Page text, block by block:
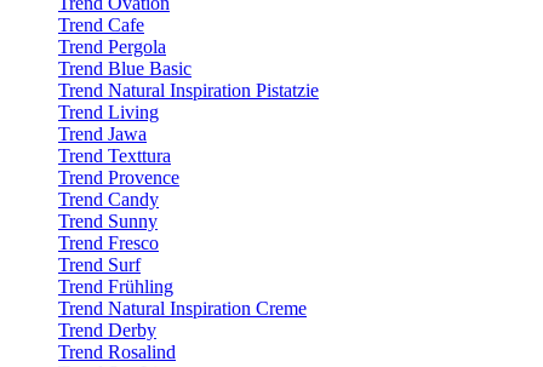
Trend Cafe
Trend Pergola
Trend Blue Basic
Trend Natural Inspiration Pistatzie
Trend Living
Trend Jawa
Trend Texttura
Trend Provence
Trend Candy
Trend Sunny
Trend Fresco
Trend Surf
Trend Frühling
Trend Natural Inspiration Creme
Trend Derby
Trend Rosalind